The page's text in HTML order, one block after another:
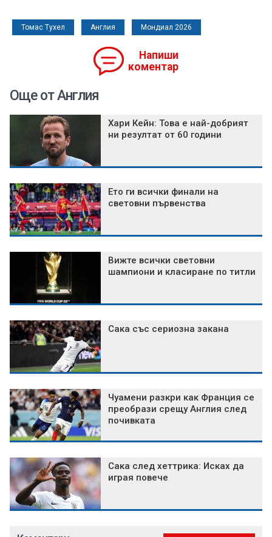
Томас Тухел Англия Мондиал 2026
Напиши
коментар
Още от Англия
Хари Кейн: Това е най-добрият
ни резултат от 60 години
Ето ги всички финали на
световни първенства
Вижте всички световни
шампиони и класиране по титли
Сака със сериозна закана
Чуамени разкри как Франция се
преобрази срещу Англия след
почивката
Сака след хеттрика: Исках да
играя повече